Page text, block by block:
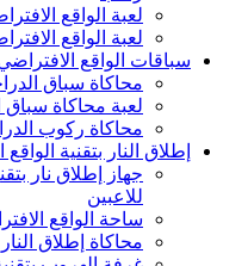
لعبة الواقع
لعبة الواقع
سباقات الواقع
محاكاة سباق
لعبة محاكاة
محاكاة ركوب
إطلاق النار بتقنية
للاعبين
ساحة الواقع
محاكاة إطلاق